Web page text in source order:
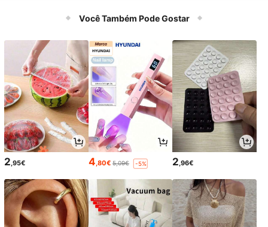
Você Também Pode Gostar
2,95€ 4,80€ 5,09€ -5% 2,96€